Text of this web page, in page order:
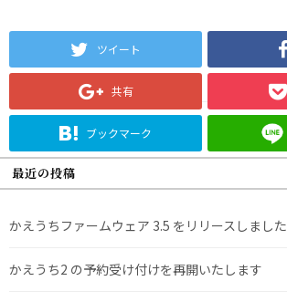
ツイート
共有
ブックマーク
最近の投稿
かえうちファームウェア 3.5 をリリースしました
かえうち2 の予約受け付けを再開いたします